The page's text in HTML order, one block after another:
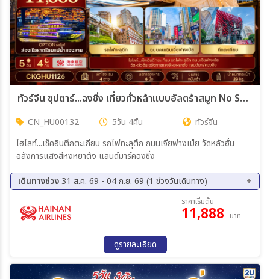
ตั้งแต่วันที่
ถึงวันที่
เฉพาะเดือน
เฉพาะเทศกาล
ค้นหา
ทัวร์จีน ซุปตาร์...ฉงชิ่ง เที่ยวทั่วหล้าแบบอัลตร้าสมูท No Shopping บินสาย-กลับเช้า 5วัน 4คืน (HU)
CN_HU00132 5วัน 4คืน
ทัวร์จีน
ไฮไลท์...เช็คอินตึกตะเกียบ รถไฟทะลุตึก ถนนเจียฟางเป่ย วัดหลัวฮั่น
อลังการแสงสีหงหยาต้ง แลนด์มาร์คฉงซิ่ง
เดินทางช่วง31 ส.ค. 69 - 04 ก.ย. 69 (1 ช่วงวันเดินทาง)
ราคาเริ่มต้น
11,888 บาท
ดูรายละเอียด